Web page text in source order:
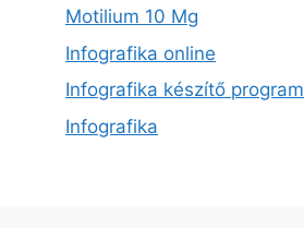
Motilium 10 Mg
Infografika online
Infografika készítő program
Infografika